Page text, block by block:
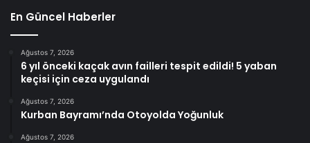
En Güncel Haberler
Ağustos 7, 2026
6 yıl önceki kaçak avın failleri tespit edildi! 5 yaban
keçisi için ceza uygulandı
Ağustos 7, 2026
Kurban Bayramı’nda Otoyolda Yoğunluk
Ağustos 7, 2026